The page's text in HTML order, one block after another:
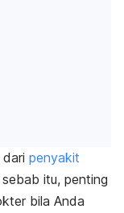
penyakit
itu, penting
bila Anda